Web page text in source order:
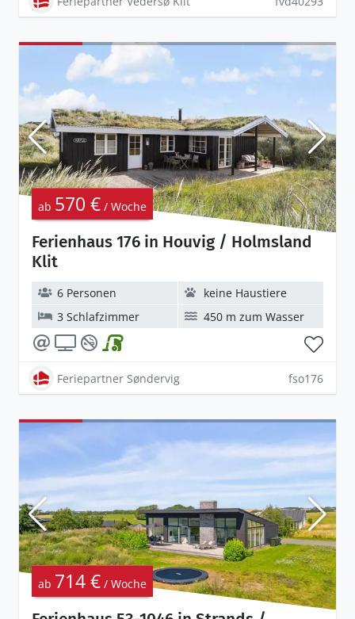
Ferienhaus 176 in Houvig / Holmsland
Klit
ab 570 € / Woche
6 Personen
keine Haustiere
3 Schlafzimmer
450 m zum Wasser
Feriepartner Søndervig fso176
ab 714 € / Woche